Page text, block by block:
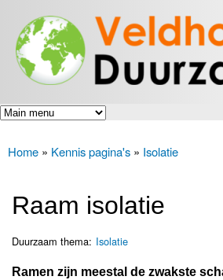
en naar
de inhoud
gaan
Veldhoven
Duurzaam
Energiek
naar de
toekomst
U bent hier
Home » Kennis pagina's » Isolatie
Raam isolatie
Duurzaam thema: Isolatie
Ramen zijn meestal de zwakste